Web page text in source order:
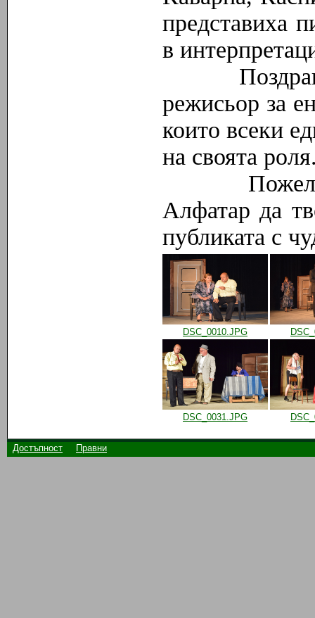
представиха
в
режисьор за
които всеки
на своята
Алфатар да
публиката с
DSC_0010.JPG
DSC_0031.JPG
Достъпност Правни